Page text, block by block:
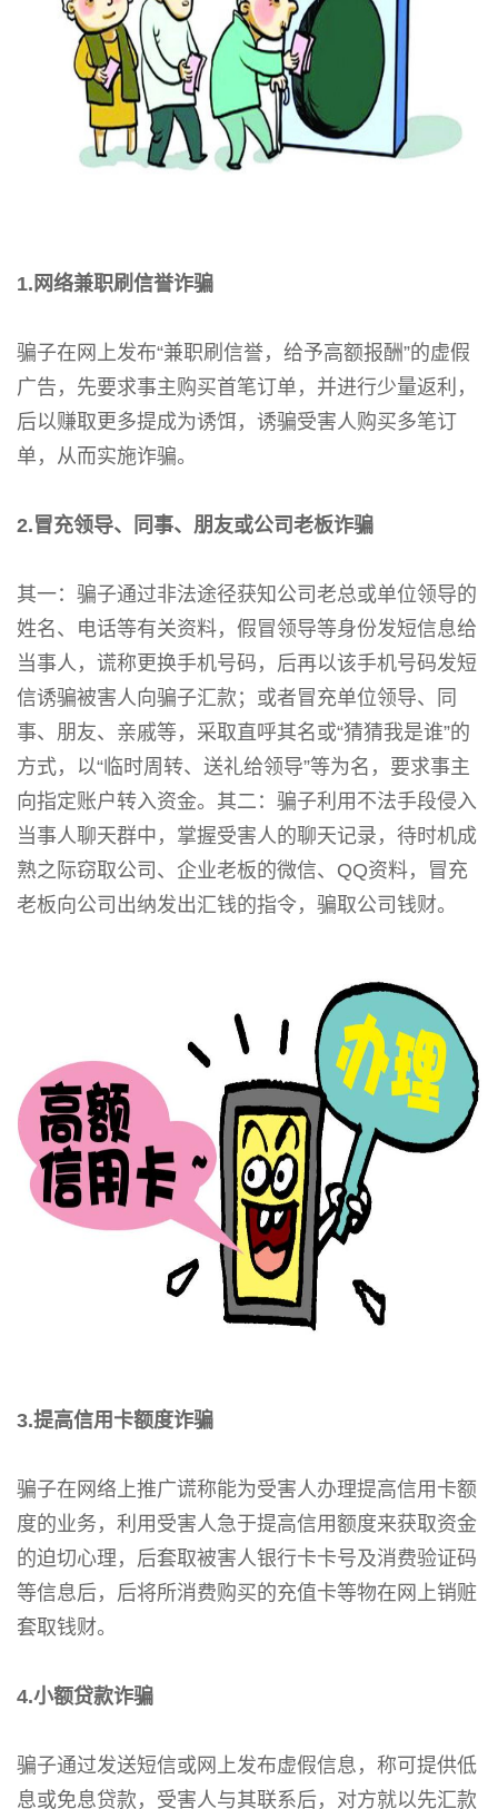
1.网络兼职刷信誉诈骗
骗子在网上发布“兼职刷信誉，给予高额报酬”的虚假
广告，先要求事主购买首笔订单，并进行少量返利，
后以赚取更多提成为诱饵，诱骗受害人购买多笔订
单，从而实施诈骗。
2.冒充领导、同事、朋友或公司老板诈骗
其一：骗子通过非法途径获知公司老总或单位领导的
姓名、电话等有关资料，假冒领导等身份发短信息给
当事人，谎称更换手机号码，后再以该手机号码发短
信诱骗被害人向骗子汇款；或者冒充单位领导、同
事、朋友、亲戚等，采取直呼其名或“猜猜我是谁”的
方式，以“临时周转、送礼给领导”等为名，要求事主
向指定账户转入资金。其二：骗子利用不法手段侵入
当事人聊天群中，掌握受害人的聊天记录，待时机成
熟之际窃取公司、企业老板的微信、QQ资料，冒充
老板向公司出纳发出汇钱的指令，骗取公司钱财。
3.提高信用卡额度诈骗
骗子在网络上推广谎称能为受害人办理提高信用卡额
度的业务，利用受害人急于提高信用额度来获取资金
的迫切心理，后套取被害人银行卡卡号及消费验证码
等信息后，后将所消费购买的充值卡等物在网上销赃
套取钱财。
4.小额贷款诈骗
骗子通过发送短信或网上发布虚假信息，称可提供低
息或免息贷款，受害人与其联系后，对方就以先汇款